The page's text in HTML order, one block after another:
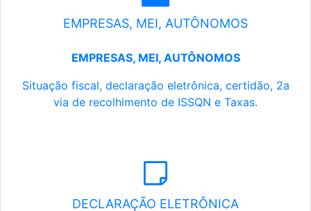
EMPRESAS, MEI, AUTÔNOMOS
EMPRESAS, MEI, AUTÔNOMOS
Situação fiscal, declaração eletrônica, certidão, 2a
via de recolhimento de ISSQN e Taxas.
DECLARAÇÃO ELETRÔNICA